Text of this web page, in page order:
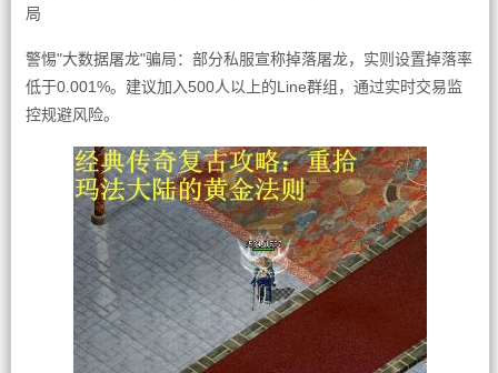
局
警惕"大数据屠龙"骗局：部分私服宣称掉落屠龙，实则设置掉落率
低于0.001%。建议加入500人以上的Line群组，通过实时交易监
控规避风险。